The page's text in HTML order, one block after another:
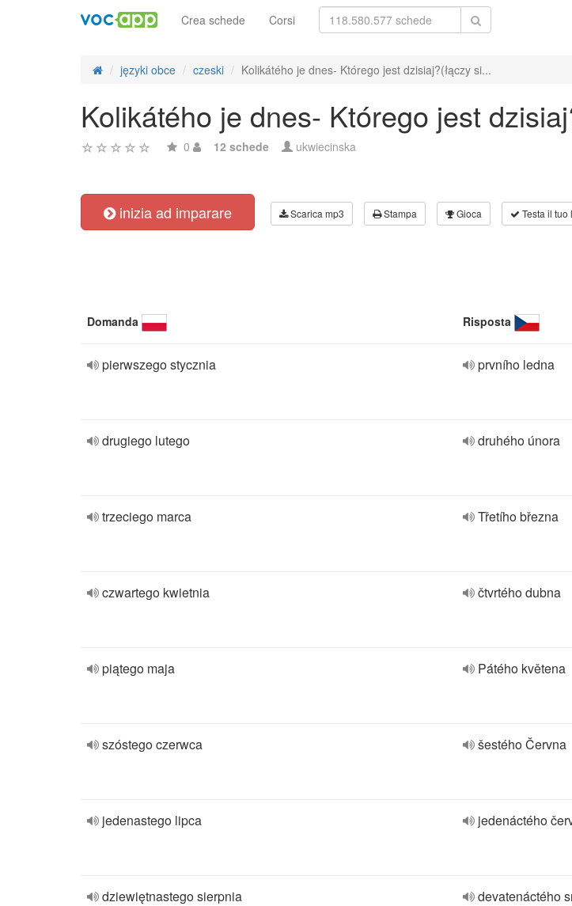
Crea schede Corsi
języki obce czeski Kolikátého je dnes- Którego jest dzisiaj?(łączy si...
Kolikátého je dnes- Którego jest
0 12 schede ukwiecinska
inizia ad imparare Scarica mp3 Stampa Gioca Testa il tuo
Domanda Risposta
pierwszego stycznia prvního ledna
drugiego lutego druhého února
trzeciego marca Třetího března
czwartego kwietnia čtvrtého dubna
piątego maja Pátého květena
szóstego czerwca šestého Června
jedenastego lipca jedenáctého
dziewiętnastego sierpnia devatenáctého